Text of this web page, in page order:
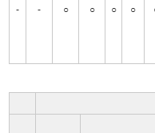
- - ○ ○ ○ ○